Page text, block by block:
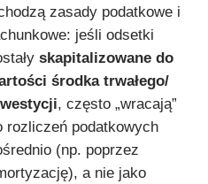
zasady podatkowe i
jeśli odsetki
skapitalizowane do
środka trwałego/
, często „wracają”
rozliczeń podatkowych
(np. poprzez
a nie jako